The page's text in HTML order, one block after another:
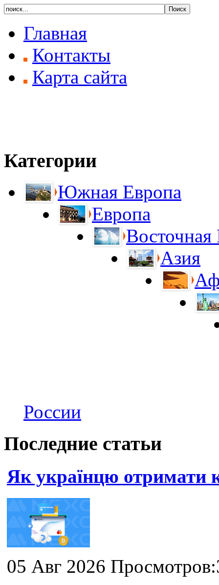
Главная
Контакты
Карта сайта
Категории
Южная Европа
Европа
Восточная
Азия
России
Последние статьи
Як українцю отримати
05 Авг 2026